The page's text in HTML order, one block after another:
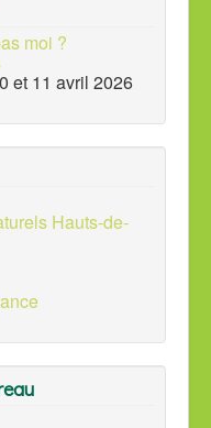
moi ?
et 11 avril 2026
Hauts-de-